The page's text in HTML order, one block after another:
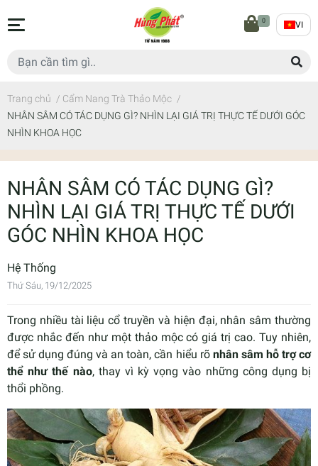
0 VI
Trang chủ / Cẩm Nang Trà Thảo Mộc /
NHÂN SÂM CÓ TÁC DỤNG GÌ? NHÌN LẠI GIÁ TRỊ THỰC TẾ DƯỚI GÓC
NHÌN KHOA HỌC
NHÂN SÂM CÓ TÁC DỤNG GÌ?
NHÌN LẠI GIÁ TRỊ THỰC TẾ DƯỚI
GÓC NHÌN KHOA HỌC
Hệ Thống
Thứ Sáu, 19/12/2025
Trong nhiều tài liệu cổ truyền và hiện đại, nhân sâm thường
được nhắc đến như một thảo mộc có giá trị cao. Tuy nhiên,
để sử dụng đúng và an toàn, cần hiểu rõ nhân sâm hỗ trợ cơ
thể như thế nào, thay vì kỳ vọng vào những công dụng bị
thổi phồng.